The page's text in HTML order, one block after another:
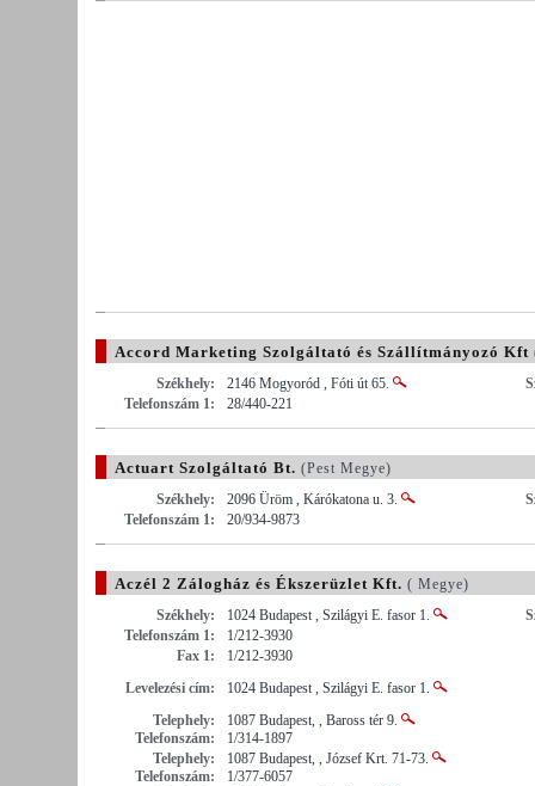
Accord Marketing Szolgáltató és Szállítmányozó Kft
Székhely:
2146 Mogyoród , Fóti út 65.
Telefonszám 1:
28/440-221
Actuart Szolgáltató Bt. (Pest Megye)
Székhely:
2096 Üröm , Kárókatona u. 3.
Telefonszám 1:
20/934-9873
Aczél 2 Zálogház és Ékszerüzlet Kft. ( Megye)
Székhely:
1024 Budapest , Szilágyi E. fasor 1.
Telefonszám 1:
1/212-3930
Fax 1:
1/212-3930
Levelezési cím:
1024 Budapest , Szilágyi E. fasor 1.
Telephely:
1087 Budapest, , Baross tér 9.
Telefonszám:
1/314-1897
Telephely:
1087 Budapest, , József Krt. 71-73.
Telefonszám:
1/377-6057